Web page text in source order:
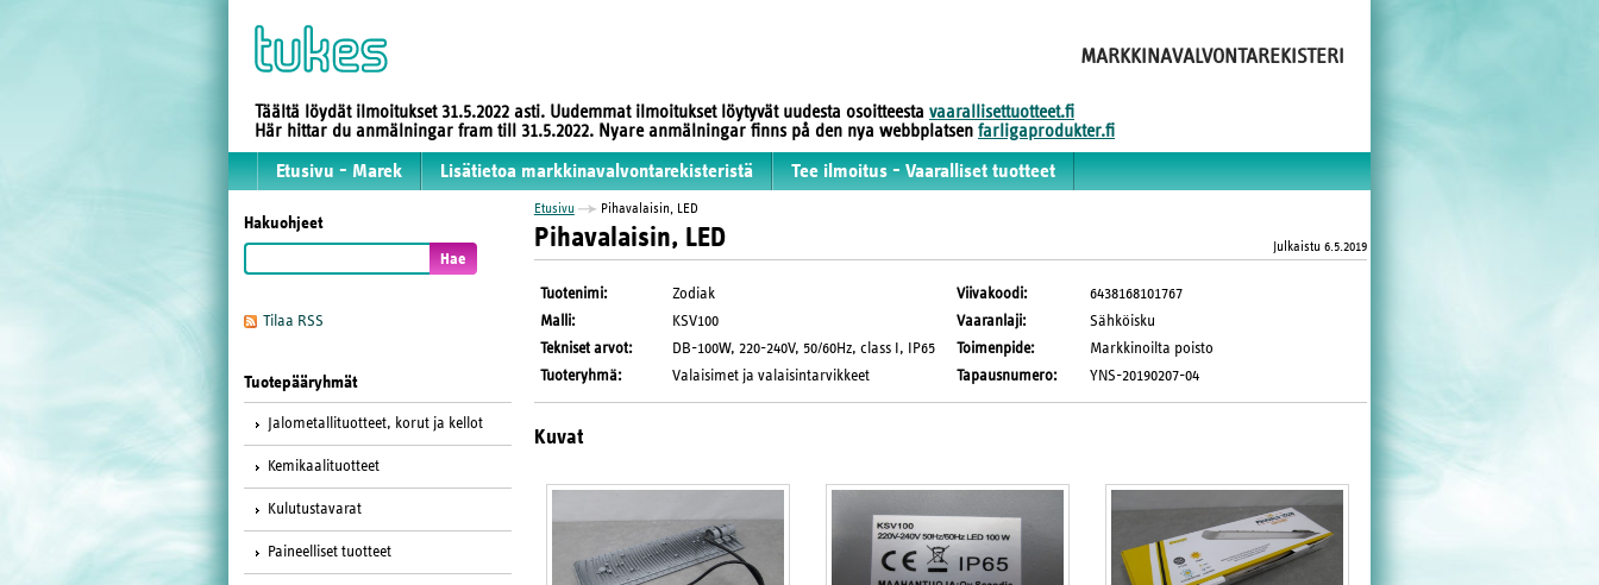
MARKKINAVALVONTAREKISTERI
Täältä löydät ilmoitukset 31.5.2022 asti. Uudemmat ilmoitukset löytyvät uudesta osoitteesta vaarallisettuotteet.fi
Här hittar du anmälningar fram till 31.5.2022. Nyare anmälningar finns på den nya webbplatsen farligaprodukter.fi
Etusivu - Marek Lisätietoa markkinavalvontarekisteristä Tee ilmoitus - Vaaralliset tuotteet
Hakuohjeet
Tilaa RSS
Tuotepääryhmät
Jalometallituotteet, korut ja kellot
Kemikaalituotteet
Kulutustavarat
Paineelliset tuotteet
Etusivu Pihavalaisin, LED
Pihavalaisin, LED Julkaistu 6.5.2019
Tuotenimi:
Zodiak
Malli:
KSV100
Tekniset arvot:
DB-100W, 220-240V, 50/60Hz, class I, IP65
Tuoteryhmä: Valaisimet ja valaisintarvikkeet
Viivakoodi:
6438168101767
Vaaranlaji:
Sähköisku
Toimenpide:
Markkinoilta poisto
Tapausnumero: YNS-20190207-04
Kuvat